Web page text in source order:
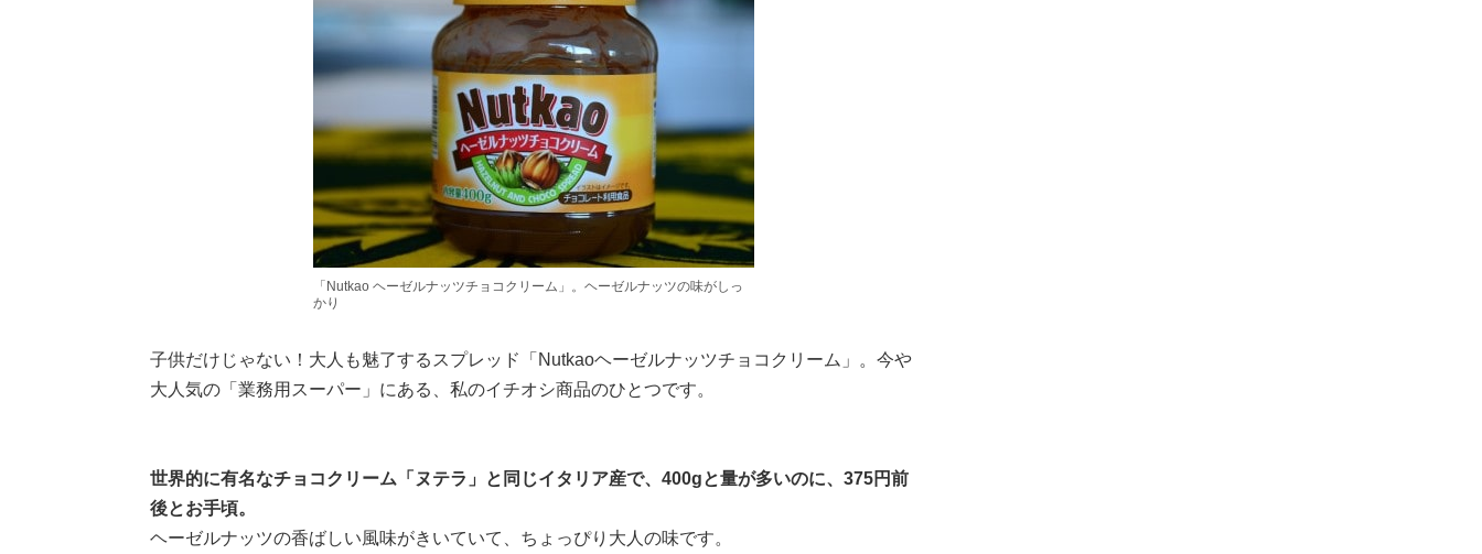
「Nutkao ヘーゼルナッツチョコクリーム」。ヘーゼルナッツの味がしっ
かり
子供だけじゃない！大人も魅了するスプレッド「Nutkaoヘーゼルナッツチョコクリーム」。今や
大人気の「業務用スーパー」にある、私のイチオシ商品のひとつです。
世界的に有名なチョコクリーム「ヌテラ」と同じイタリア産で、400gと量が多いのに、375円前
後とお手頃。
ヘーゼルナッツの香ばしい風味がきいていて、ちょっぴり大人の味です。